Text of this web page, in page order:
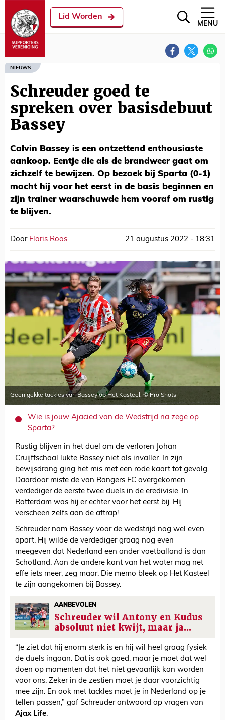
Lid Worden
MENU
NIEUWS
Schreuder goed te
spreken over basisdebuut
Bassey
Calvin Bassey is een ontzettend enthousiaste
aankoop. Eentje die als de brandweer gaat om
zichzelf te bewijzen. Op bezoek bij Sparta (0-1)
mocht hij voor het eerst in de basis beginnen en
zijn trainer waarschuwde hem vooraf om rustig
te blijven.
Door Floris Roos 21 augustus 2022 - 18:31
Geen gekke tackles van Bassey op Het Kasteel. © Pro Shots
Wie is jouw Ajacied van de Wedstrijd na zege op
Sparta?
Rustig blijven in het duel om de verloren Johan
Cruijffschaal lukte Bassey niet als invaller. In zijn
bewijsdrang ging het mis met een rode kaart tot gevolg.
Daardoor miste de van Rangers FC overgekomen
verdediger de eerste twee duels in de eredivisie. In
Rotterdam was hij er echter voor het eerst bij. Hij
verscheen zelfs aan de aftrap!
Schreuder nam Bassey voor de wedstrijd nog wel even
apart. Hij wilde de verdediger graag nog even
meegeven dat Nederland een ander voetballand is dan
Schotland. Aan de andere kant van het water mag net
effe iets meer, zeg maar. Die memo bleek op Het Kasteel
te zijn aangekomen bij Bassey.
AANBEVOLEN
Schreuder wil Antony en Kudus
absoluut niet kwijt, maar ja...
“Je ziet dat hij enorm sterk is en hij wil heel graag fysiek
de duels ingaan. Dat is ook goed, maar je moet dat wel
doen op momenten dat het niet gevaarlijk kan worden
voor ons. Zeker in de zestien moet je daar voorzichtig
mee zijn. En ook met tackles moet je in Nederland op je
tellen passen,” gaf Schreuder antwoord op vragen van
Ajax Life.